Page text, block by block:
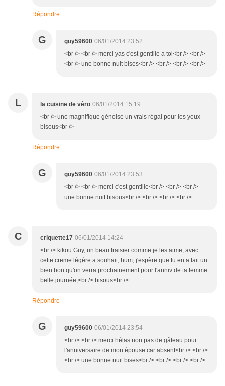
Répondre
G guy59600 06/01/2014 23:52
<br /> <br /> merci yas c'est gentille a toi<br /> <br />
<br /> une bonne nuit bises<br /> <br /> <br /> <br />
L la cuisine de véro 06/01/2014 15:19
<br /> une magnifique génoise un vrais régal pour les yeux
bisous<br />
Répondre
G guy59600 06/01/2014 23:53
<br /> <br /> merci c'est gentille<br /> <br /> <br />
une bonne nuit bisous<br /> <br /> <br /> <br />
C criquette17 06/01/2014 14:24
<br /> kikou Guy, un beau fraisier comme je les aime, avec
cette creme légère a souhait, hum, j'espère que tu en a fait un
bien bon qu'on verra prochainement pour l'anniv de ta femme.
belle journée,<br /> bisous<br />
Répondre
G guy59600 06/01/2014 23:54
<br /> <br /> merci hélas non pas de gâteau pour
l'anniversaire de mon épouse car absent<br /> <br />
<br /> une bonne nuit bises<br /> <br /> <br /> <br />